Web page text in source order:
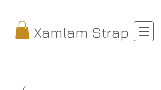
Xamlam Strap